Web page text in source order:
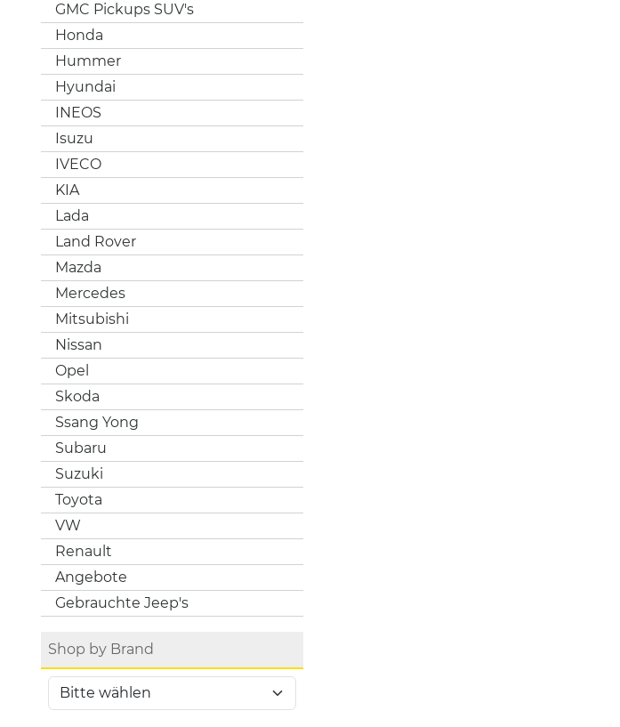
GMC Pickups SUV's
Honda
Hummer
Hyundai
INEOS
Isuzu
IVECO
KIA
Lada
Land Rover
Mazda
Mercedes
Mitsubishi
Nissan
Opel
Skoda
Ssang Yong
Subaru
Suzuki
Toyota
VW
Renault
Angebote
Gebrauchte Jeep's
Shop by Brand